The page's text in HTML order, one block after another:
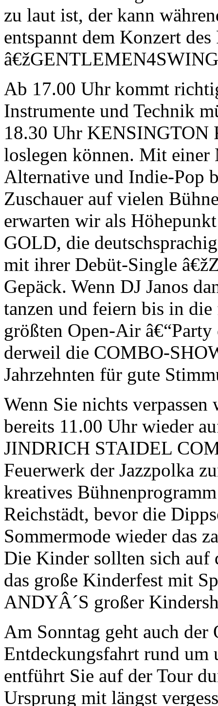
zu laut ist, der kann
entspannt dem Konzert
Ab 17.00 Uhr kommt
Instrumente und Technik
18.30 Uhr KENSINGTON
loslegen können. Mit einer
Alternative und Indie-Pop
Zuschauer auf vielen
erwarten wir als
GOLD, die
mit ihrer Debüt-Single
Gepäck. Wenn DJ Janos
tanzen und feiern bis in
größten Open-Air â€“Party
derweil die COMBO-
Jahrzehnten für gute
Wenn Sie nichts
bereits 11.00 Uhr wieder
JINDRICH STAIDEL
Feuerwerk der Jazzpolka
kreatives
Reichstädt, bevor die
Sommermode wieder das
Die Kinder sollten sich auf
das große Kinderfest mit
ANDYÂ´S großer
Am Sonntag geht auch
Entdeckungsfahrt rund um
entführt Sie auf der Tour
Ursprung mit längst